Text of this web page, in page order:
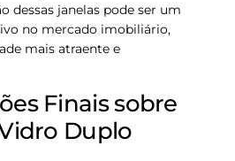
dessas janelas pode ser um
no mercado imobiliário,
mais atraente e
Finais sobre
Duplo